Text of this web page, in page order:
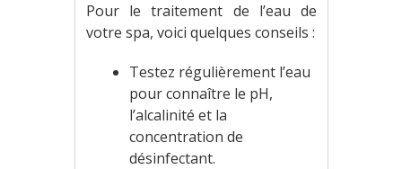
Pour le traitement de l’eau de
votre spa, voici quelques conseils :
Testez régulièrement l’eau
pour connaître le pH,
l’alcalinité et la
concentration de
désinfectant.